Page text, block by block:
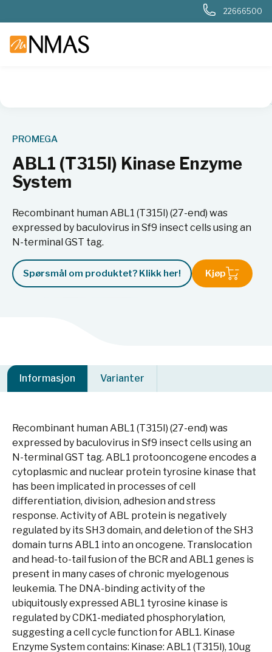
22666500
PROMEGA
ABL1 (T315I) Kinase Enzyme
System
Recombinant human ABL1 (T315I) (27-end) was
expressed by baculovirus in Sf9 insect cells using an
N-terminal GST tag.
Spørsmål om produktet? Klikk her! Kjøp
Informasjon Varianter
Recombinant human ABL1 (T315I) (27-end) was
expressed by baculovirus in Sf9 insect cells using an
N-terminal GST tag. ABL1 protooncogene encodes a
cytoplasmic and nuclear protein tyrosine kinase that
has been implicated in processes of cell
differentiation, division, adhesion and stress
response. Activity of ABL protein is negatively
regulated by its SH3 domain, and deletion of the SH3
domain turns ABL1 into an oncogene. Translocation
and head-to-tail fusion of the BCR and ABL1 genes is
present in many cases of chronic myelogenous
leukemia. The DNA-binding activity of the
ubiquitously expressed ABL1 tyrosine kinase is
regulated by CDK1-mediated phosphorylation,
suggesting a cell cycle function for ABL1. Kinase
Enzyme System contains: Kinase: ABL1 (T315I), 10ug